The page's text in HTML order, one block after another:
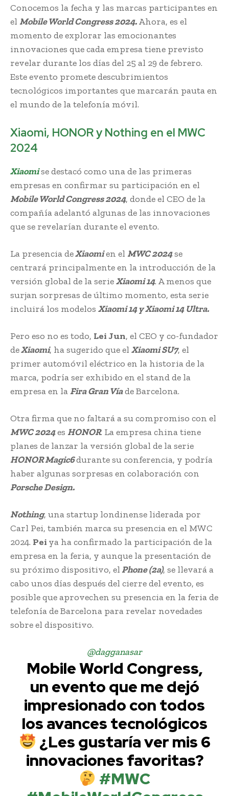
Conocemos la fecha y las marcas participantes en
el Mobile World Congress 2024.Ahora, es el
momento de explorar las emocionantes
innovaciones que cada empresa tiene previsto
revelar durante los días del 25 al 29 de febrero.
Este evento promete descubrimientos
tecnológicos importantes que marcarán pauta en
el mundo de la telefonía móvil.
Xiaomi, HONOR y Nothing en el MWC
2024
Xiaomise destacó como una de las primeras
empresas en confirmar su participación en el
Mobile World Congress 2024, donde el CEO de la
compañía adelantó algunas de las innovaciones
que se revelarían durante el evento.
La presencia deXiaomien el MWC 2024se
centrará principalmente en la introducción de la
versión global de la serieXiaomi 14. A menos que
surjan sorpresas de último momento, esta serie
incluirá los modelos Xiaomi 14 y Xiaomi 14 Ultra.
Pero eso no es todo, Lei Jun, el CEO y co-fundador
deXiaomi, ha sugerido que el Xiaomi SU7, el
primer automóvil eléctrico en la historia de la
marca, podría ser exhibido en el stand de la
empresa en laFira Gran Víade Barcelona.
Otra firma que no faltará a su compromiso con el
MWC 2024es HONOR. La empresa china tiene
planes de lanzar la versión global de la serie
HONOR Magic6durante su conferencia, y podría
haber algunas sorpresas en colaboración con
Porsche Design.
Nothing, una startup londinense liderada por
Carl Pei, también marca su presencia en el MWC
2024. Pei ya ha confirmado la participación de la
empresa en la feria, y aunque la presentación de
su próximo dispositivo, elPhone (2a), se llevará a
cabo unos días después del cierre del evento, es
posible que aprovechen su presencia en la feria de
telefonía de Barcelona para revelar novedades
sobre el dispositivo.
@dagganasar
Mobile World Congress,
un evento que me dejó
impresionado con todos
los avances tecnológicos
¿Les gustaría ver mis 6
innovaciones favoritas?
#MWC